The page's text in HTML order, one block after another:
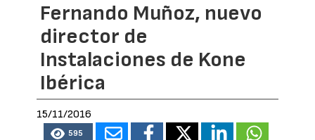
Fernando Muñoz, nuevo
director de
Instalaciones de Kone
Ibérica
15/11/2016
595